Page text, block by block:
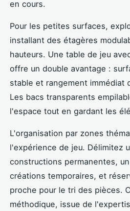
en cours.
Pour les petites surfaces,
installant des étagères
hauteurs. Une table de jeu
offre un double avantage :
stable et rangement immédiat
Les bacs transparents
l'espace tout en gardant les
L'organisation par zones
l'expérience de jeu. Délimitez
constructions permanentes,
créations temporaires, et
proche pour le tri des pièces.
méthodique, issue de